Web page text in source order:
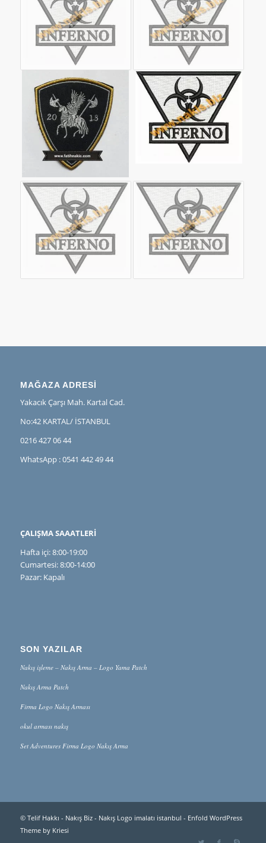
MAĞAZA ADRESİ
Yakacık Çarşı Mah. Kartal Cad.
No:42 KARTAL/ İSTANBUL
0216 427 06 44
WhatsApp : 0541 442 49 44
ÇALIŞMA SAAATLERİ
Hafta içi: 8:00-19:00
Cumartesi: 8:00-14:00
Pazar: Kapalı
SON YAZILAR
Nakış işleme – Nakış Arma – Logo Yama Patch
Nakış Arma Patch
Firma Logo Nakış Arması
okul arması nakış
Set Adventures Firma Logo Nakış Arma
© Telif Hakkı - Nakış Biz - Nakış Logo imalatı istanbul - Enfold WordPress
Theme by Kriesi